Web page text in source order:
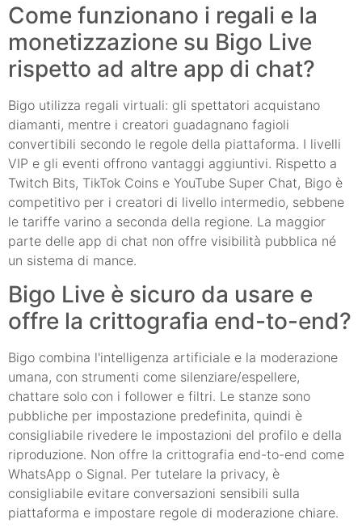
Come funzionano i regali e la
monetizzazione su Bigo Live
rispetto ad altre app di chat?
Bigo utilizza regali virtuali: gli spettatori acquistano
diamanti, mentre i creatori guadagnano fagioli
convertibili secondo le regole della piattaforma. I livelli
VIP e gli eventi offrono vantaggi aggiuntivi. Rispetto a
Twitch Bits, TikTok Coins e YouTube Super Chat, Bigo è
competitivo per i creatori di livello intermedio, sebbene
le tariffe varino a seconda della regione. La maggior
parte delle app di chat non offre visibilità pubblica né
un sistema di mance.
Bigo Live è sicuro da usare e
offre la crittografia end-to-end?
Bigo combina l'intelligenza artificiale e la moderazione
umana, con strumenti come silenziare/espellere,
chattare solo con i follower e filtri. Le stanze sono
pubbliche per impostazione predefinita, quindi è
consigliabile rivedere le impostazioni del profilo e della
riproduzione. Non offre la crittografia end-to-end come
WhatsApp o Signal. Per tutelare la privacy, è
consigliabile evitare conversazioni sensibili sulla
piattaforma e impostare regole di moderazione chiare.